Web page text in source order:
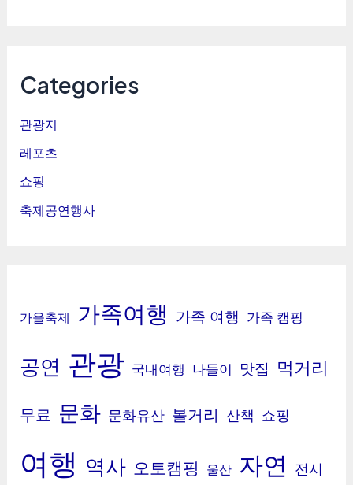
Categories
관광지
레포츠
쇼핑
축제공연행사
가을축제 가족여행 가족 여행 가족 캠핑
공연 관광 국내여행 나들이 맛집 먹거리
무료 문화 문화유산 볼거리 산책 쇼핑
여행 역사 오토캠핑 울산 자연 전시